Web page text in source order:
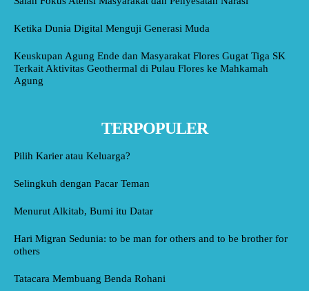
Ketika Dunia Digital Menguji Generasi Muda
Keuskupan Agung Ende dan Masyarakat Flores Gugat Tiga SK
Terkait Aktivitas Geothermal di Pulau Flores ke Mahkamah
Agung
TERPOPULER
Pilih Karier atau Keluarga?
Selingkuh dengan Pacar Teman
Menurut Alkitab, Bumi itu Datar
Hari Migran Sedunia: to be man for others and to be brother for
others
Tatacara Membuang Benda Rohani